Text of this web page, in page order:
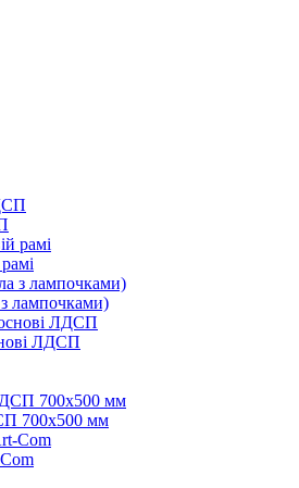
з лампочками)
ЛДСП
700х500 мм